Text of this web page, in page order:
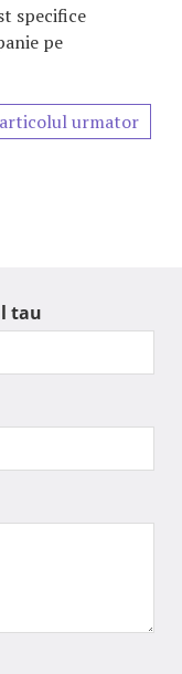
specifice
pe
articolul urmator
tau